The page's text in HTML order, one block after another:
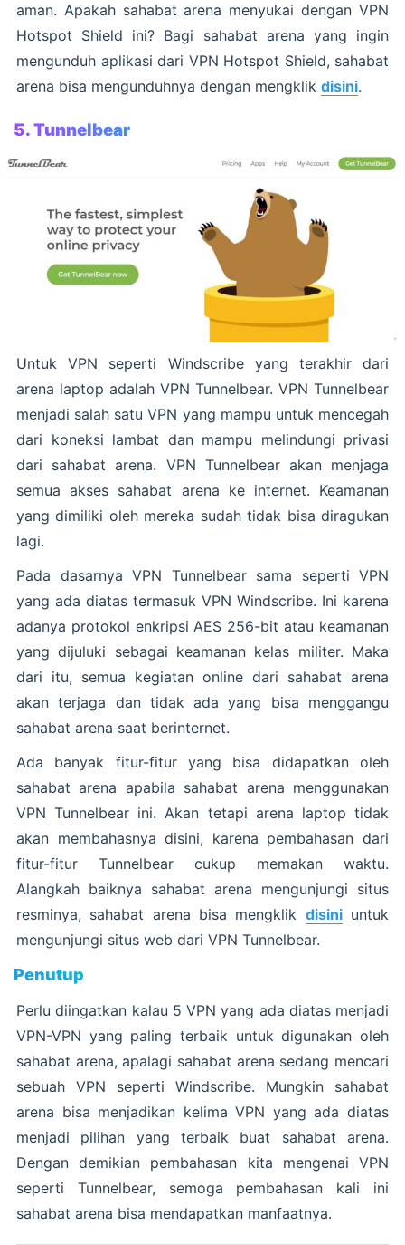
aman. Apakah sahabat arena menyukai dengan VPN
Hotspot Shield ini? Bagi sahabat arena yang ingin
mengunduh aplikasi dari VPN Hotspot Shield, sahabat
arena bisa mengunduhnya dengan mengklik disini.
5. Tunnelbear
Untuk VPN seperti Windscribe yang terakhir dari
arena laptop adalah VPN Tunnelbear. VPN Tunnelbear
menjadi salah satu VPN yang mampu untuk mencegah
dari koneksi lambat dan mampu melindungi privasi
dari sahabat arena. VPN Tunnelbear akan menjaga
semua akses sahabat arena ke internet. Keamanan
yang dimiliki oleh mereka sudah tidak bisa diragukan
lagi.
Pada dasarnya VPN Tunnelbear sama seperti VPN
yang ada diatas termasuk VPN Windscribe. Ini karena
adanya protokol enkripsi AES 256-bit atau keamanan
yang dijuluki sebagai keamanan kelas militer. Maka
dari itu, semua kegiatan online dari sahabat arena
akan terjaga dan tidak ada yang bisa menggangu
sahabat arena saat berinternet.
Ada banyak fitur-fitur yang bisa didapatkan oleh
sahabat arena apabila sahabat arena menggunakan
VPN Tunnelbear ini. Akan tetapi arena laptop tidak
akan membahasnya disini, karena pembahasan dari
fitur-fitur Tunnelbear cukup memakan waktu.
Alangkah baiknya sahabat arena mengunjungi situs
resminya, sahabat arena bisa mengklik disiniuntuk
mengunjungi situs web dari VPN Tunnelbear.
Penutup
Perlu diingatkan kalau 5 VPN yang ada diatas menjadi
VPN-VPN yang paling terbaik untuk digunakan oleh
sahabat arena, apalagi sahabat arena sedang mencari
sebuah VPN seperti Windscribe. Mungkin sahabat
arena bisa menjadikan kelima VPN yang ada diatas
menjadi pilihan yang terbaik buat sahabat arena.
Dengan demikian pembahasan kita mengenai VPN
seperti Tunnelbear, semoga pembahasan kali ini
sahabat arena bisa mendapatkan manfaatnya.